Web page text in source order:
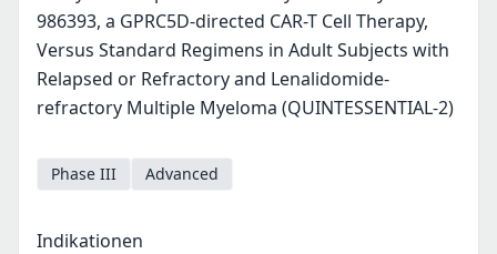
986393, a GPRC5D-directed CAR-T Cell Therapy,
Versus Standard Regimens in Adult Subjects with
Relapsed or Refractory and Lenalidomide-
refractory Multiple Myeloma (QUINTESSENTIAL-2)
Phase III Advanced
Indikationen